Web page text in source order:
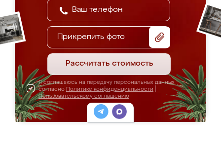
Прикрепить фото
Рассчитать стоимость
Я соглашаюсь на передачу персональных данных
согласно Политике конфиденциальности
Пользовательскому соглашению